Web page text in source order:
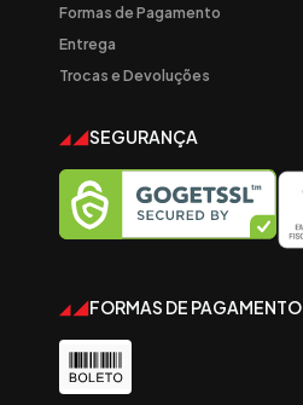
Formas de Pagamento
Entrega
Trocas e Devoluções
SEGURANÇA
FORMAS DE PAGAMENTO